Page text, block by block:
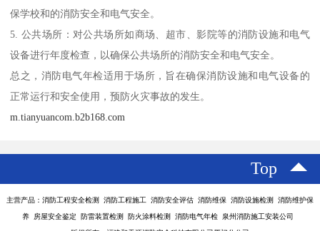
保学校和的消防安全和电气安全。
5. 公共场所：对公共场所如商场、超市、影院等的消防设施和电气
设备进行年度检查，以确保公共场所的消防安全和电气安全。
总之，消防电气年检适用于场所，旨在确保消防设施和电气设备的
正常运行和安全使用，预防火灾事故的发生。
m.tianyuancom.b2b168.com
Top
主营产品：消防工程安全检测 消防工程施工 消防安全评估 消防维保 消防设施检测 消防维护保
养 房屋安全鉴定 防雷装置检测 防火涂料检测 消防电气年检 泉州消防施工安装公司